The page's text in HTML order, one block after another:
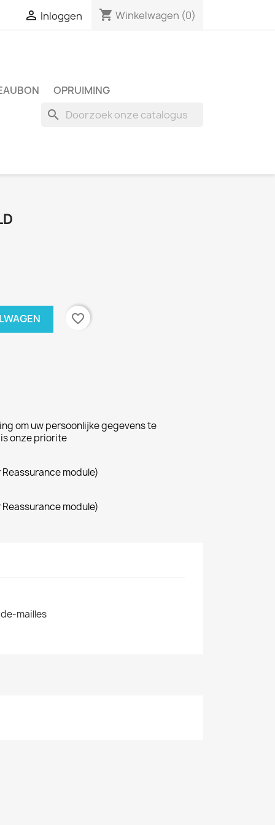
 Inloggen shopping_cart Winkelwagen (0)
OPRUIMING
search
favorite_border
om uw persoonlijke gegevens te
onze priorite
module)
module)
mailles